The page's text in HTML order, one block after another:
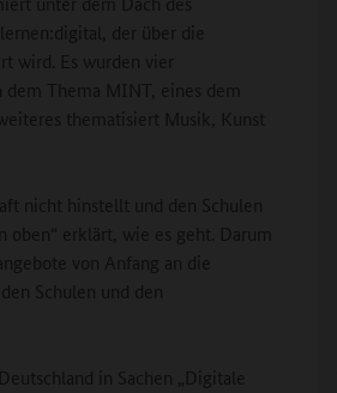
der über die
wird. Es wurden vier
Thema MINT, eines dem
thematisiert Musik, Kunst
nicht hinstellt und den Schulen
oben“ erklärt, wie es geht. Darum
von Anfang an die
Schulen und den
in Sachen „Digitale